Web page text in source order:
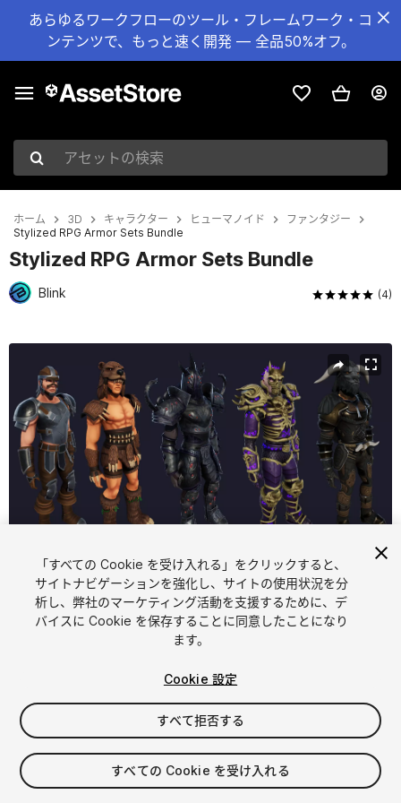
あらゆるワークフローのツール・フレームワーク・コ
ンテンツで、もっと速く開発 — 全品50%オフ。
アセットの検索
ホーム 3D キャラクター ヒューマノイド
ファンタジー
Stylized RPG Armor Sets Bundle
Stylized RPG Armor Sets Bundle
Blink (4)
1/ 31
$149.99
消費税は決済時に計算されます
「すべての Cookie を受け入れる」をクリックすると、
サイトナビゲーションを強化し、サイトの使用状況を分
析し、弊社のマーケティング活動を支援するために、デ
バイスに Cookie を保存することに同意したことになり
ます。
Cookie 設定
すべて拒否する
すべての Cookie を受け入れる